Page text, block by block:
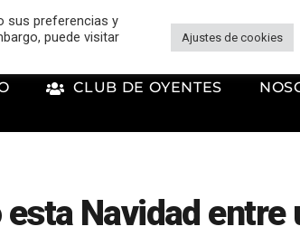
CLUB DE OYENTES
Navidad entre
sus preferencias y
puede visitar
Ajustes de cookies